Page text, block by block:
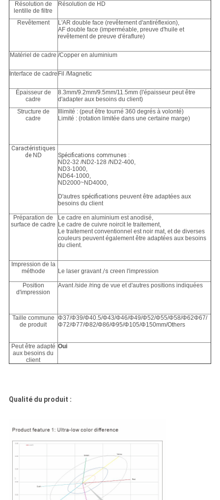
Résolution de
lentille de filtre
Résolution de HD
Revêtement
L'AR double face (revêtement d'antiréflexion),
AF double face (imperméable, preuve d'huile et
revêtement de preuve d'éraflure)
Matériel de cadre /Copper en aluminium
Interface de cadre Fil /Magnetic
Épaisseur de
cadre
8.3mm/9.2mm/9.5mm/11.5mm (l'épaisseur peut être
d'adapter aux besoins du client)
Structure de
cadre
Illimité : (peut être tourné 360 degrés à volonté)
Limité : (rotation limitée dans une certaine marge)
Caractéristiques
de ND
Spécifications communes :
ND2-32 /ND2-128 /ND2-400,
ND3-1000,
ND64-1000,
ND2000~ND4000,
D'autresspécifications peuvent être adaptées aux
besoins du client
Préparation de
surface de cadre
Le cadre en aluminium est anodisé,
Le cadre de cuivre noircit le traitement,
Le traitement conventionnel est noir mat, et de diverses
couleurs peuvent également être adaptées aux besoins
du client.
Impression de la
méthode
Le laser gravant/s creen l'impression
Position
d'impression
Avant /side /ring de vue et d'autres positions indiquées
Taille commune
de produit
Φ37/Φ39/Φ40.5/Φ43/Φ46/Φ49/Φ52/Φ55/Φ58/Φ62Φ67/
Φ72/Φ77/Φ82/Φ86/Φ95/Φ105/Φ150mm/Others
Peut être adapté
aux besoins du
client
Oui
Qualité du produit :